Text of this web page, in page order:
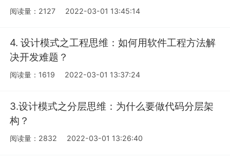
阅读量：2127 2022-03-01 13:45:14
4. 设计模式之工程思维：如何用软件工程方法解
决开发难题？
阅读量：1619 2022-03-01 13:37:24
3.设计模式之分层思维：为什么要做代码分层架
构？
阅读量：2832 2022-03-01 13:26:40